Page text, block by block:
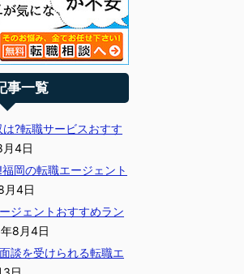
事一覧
?転職サービスおすす
4日
岡の転職エージェント
月4日
ジェントおすすめラン
8月4日
談を受けられる転職エ